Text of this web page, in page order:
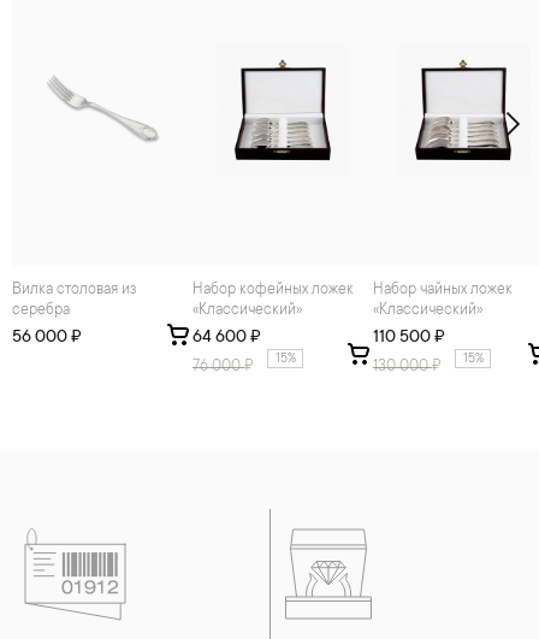
Вилка столовая из
серебра
56 000 ₽
Набор кофейных ложек
«Классический»
64 600 ₽
76 000₽ 15%
Набор чайных ложек
«Классический»
110 500 ₽
130 000₽ 15%